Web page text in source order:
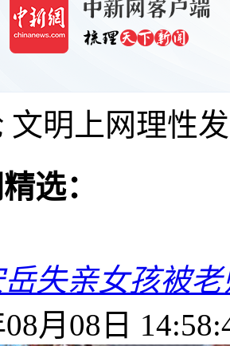
文明上网理性
选：
失亲女孩被
月08日